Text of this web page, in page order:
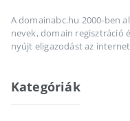
A domainabc.hu 2000-ben
nevek, domain regisztráció
nyújt eligazodást az
Kategóriák